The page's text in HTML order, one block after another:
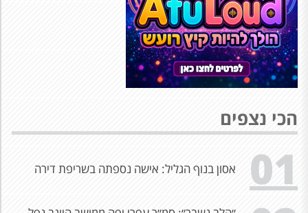
הכי נצפים
01 אסון בנוף הגליל: אישה נספתה בשריפת דירה